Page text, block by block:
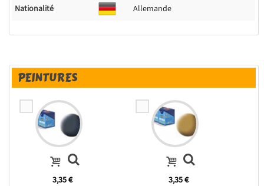
Nationalité
Allemande
PEINTURES
3,35 € 3,35 €